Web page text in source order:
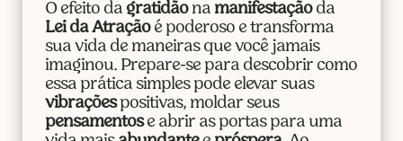
O efeito da gratidãona manifestaçãoda
Lei da Atraçãoé poderoso e transforma
sua vida de maneiras que você jamais
imaginou. Prepare-se para descobrir como
essa prática simples pode elevar suas
vibraçõespositivas, moldar seus
pensamentose abrir as portas para uma